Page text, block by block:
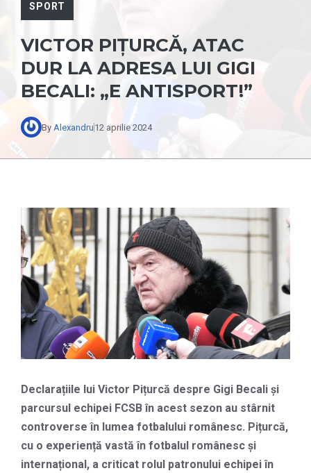
SPORT
VICTOR PIȚURCĂ, ATAC
DUR LA ADRESA LUI GIGI
BECALI: „E ANTISPORT!”
By Alexandru 12 aprilie 2024
Declarațiile lui Victor Pițurcă despre Gigi Becali și
parcursul echipei FCSB în acest sezon au stârnit
controverse în lumea fotbalului românesc. Pițurcă,
cu o experiență vastă în fotbalul românesc și
internațional, a criticat rolul patronului echipei în